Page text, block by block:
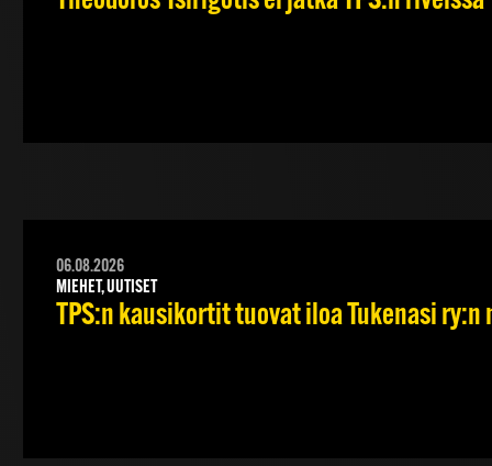
06.08.2026
MIEHET, UUTISET
TPS:n kausikortit tuovat iloa Tukenasi